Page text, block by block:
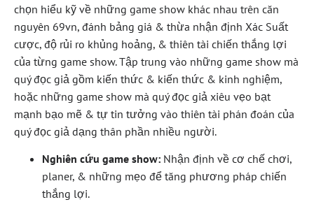
chọn hiểu kỹ về những game show khác nhau trên căn
nguyên 69vn, đánh bảng giá & thừa nhận định Xác Suất
cược, độ rủi ro khủng hoảng, & thiên tài chiến thắng lợi
của từng game show. Tập trung vào những game show mà
quý đọc giả gồm kiến thức & kiến thức & kinh nghiệm,
hoặc những game show mà quý đọc giả xiêu vẹo bạt
mạnh bạo mẽ & tự tin tưởng vào thiên tài phán đoán của
quý đọc giả dạng thân phần nhiều người.
Nghiên cứu game show: Nhận định về cơ chế chơi,
planer, & những mẹo để tăng phương pháp chiến
thắng lợi.